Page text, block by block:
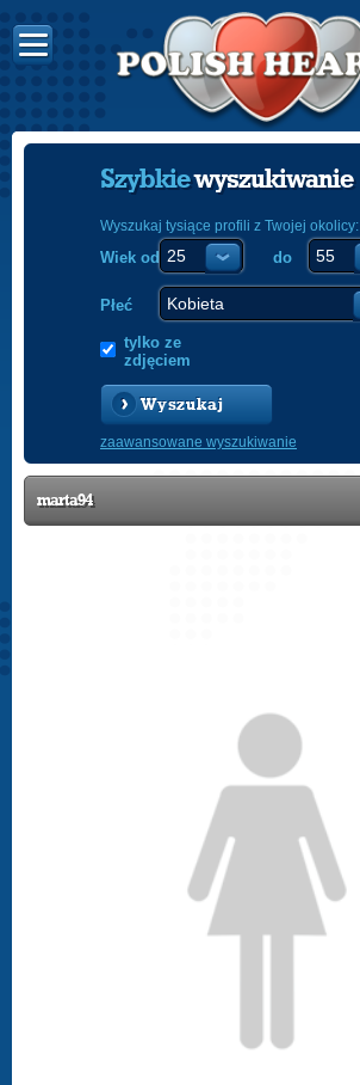
Szybkiewyszukiwanie
Wyszukaj tysiące profili z Twojej okolicy:
Wiek od do
Płeć
tylko ze
zdjęciem
Wyszukaj
zaawansowane wyszukiwanie
marta94